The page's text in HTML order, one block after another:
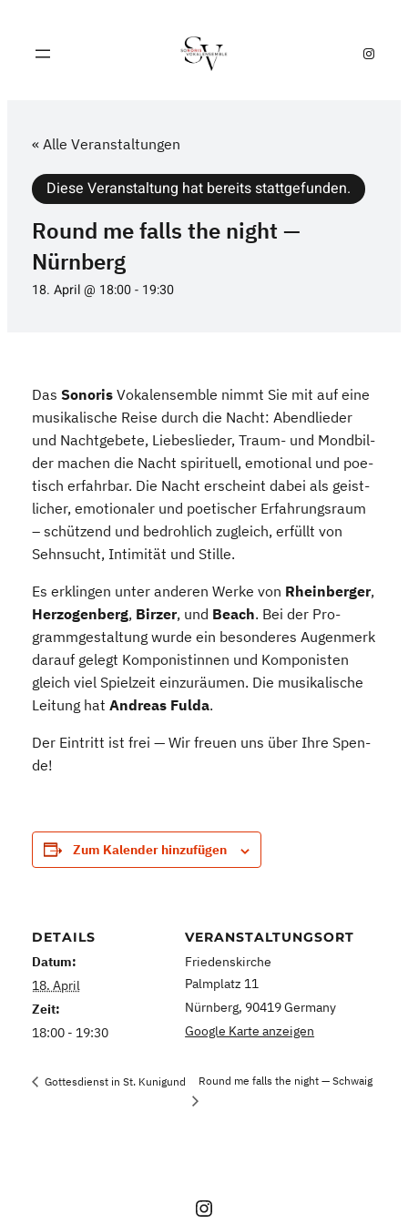
Instagram
« Alle Veranstaltungen
Diese Veranstaltung hat bereits stattgefunden.
Round me falls the night —
Nürnberg
18. April @ 18:00- 19:30
Das Son­o­risVokal­ensem­ble nimmt Sie mit auf eine
musi­ka­li­sche Rei­se durch die Nacht: Abend­lie­der
und Nacht­ge­be­te, Lie­bes­lie­der, Traum- und Mond­bil­
der machen die Nacht spi­ri­tu­ell, emo­tio­nal und poe­
tisch erfahr­bar. Die Nacht erscheint dabei als geist­
li­cher, emo­tio­na­ler und poe­ti­scher Erfah­rungs­raum
– schüt­zend und bedroh­lich zugleich, erfüllt von
Sehn­sucht, Inti­mi­tät und Stil­le.
Es erklin­gen unter ande­ren Wer­ke von Rhein­ber­ger,
Her­zo­gen­berg, Bir­zer, und Beach. Bei der Pro­
gramm­ge­stal­tung wur­de ein beson­de­res Augen­merk
dar­auf gelegt Kom­po­nis­tin­nen und Kom­po­nis­ten
gleich viel Spiel­zeit ein­zu­räu­men. Die musi­ka­li­sche
Lei­tung hat Andre­as Ful­da.
Der Ein­tritt ist frei — Wir freu­en uns über Ihre Spen­
de!
Zum Kalender hinzufügen
DETAILS
Datum:
18. April
Zeit:
18:00 - 19:30
VERANSTALTUNGSORT
Friedenskirche
Palmplatz 11
Nürnberg, 90419Germany
Google Karte anzeigen
Gottesdienst in St. Kunigund Round me falls the night — Schwaig
Instagram